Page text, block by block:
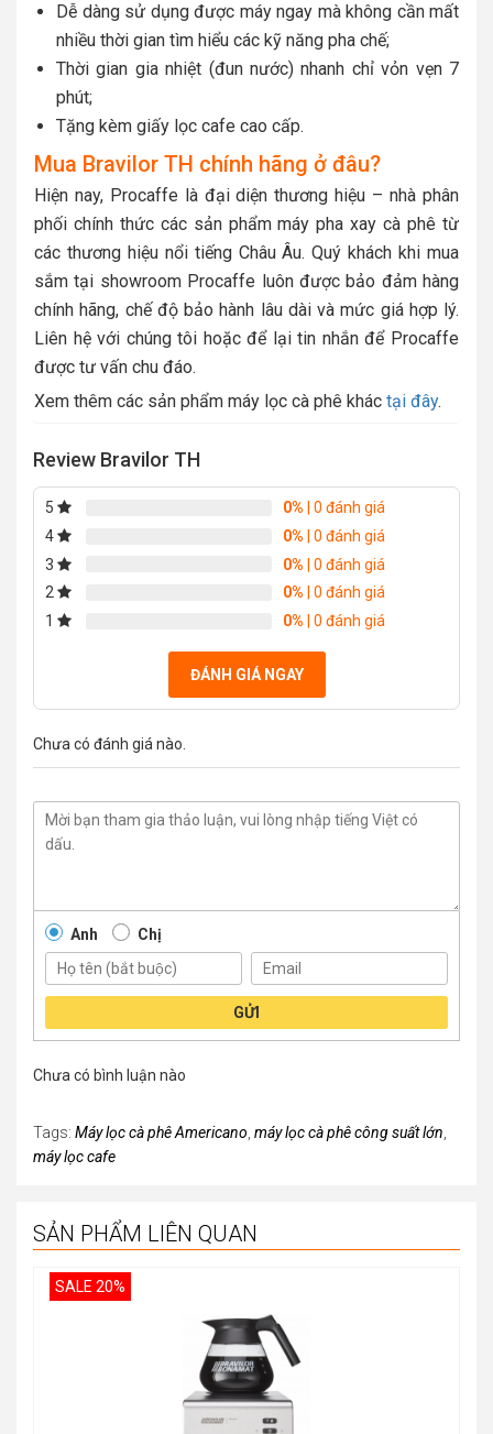
Dễ dàng sử dụng được máy ngay mà không cần mất
nhiều thời gian tìm hiểu các kỹ năng pha chế;
Thời gian gia nhiệt (đun nước) nhanh chỉ vỏn vẹn 7
phút;
Tặng kèm giấy lọc cafe cao cấp.
Mua Bravilor TH chính hãng ở đâu?
Hiện nay, Procaffe là đại diện thương hiệu – nhà phân
phối chính thức các sản phẩm máy pha xay cà phê từ
các thương hiệu nổi tiếng Châu Âu. Quý khách khi mua
sắm tại showroom Procaffe luôn được bảo đảm hàng
chính hãng, chế độ bảo hành lâu dài và mức giá hợp lý.
Liên hệ với chúng tôi hoặc để lại tin nhắn để Procaffe
được tư vấn chu đáo.
Xem thêm các sản phẩm máy lọc cà phê khác tại đây.
Review Bravilor TH
5 0% | 0 đánh giá
4
0% | 0 đánh giá
3
0% | 0 đánh giá
2
0% | 0 đánh giá
1
0% | 0 đánh giá
ĐÁNH GIÁ NGAY
Chưa có đánh giá nào.
Anh Chị
GỬI
Chưa có bình luận nào
Tags: Máy lọc cà phê Americano máy lọc cà phê công suất lớn
máy lọc cafe
SẢN PHẨM LIÊN QUAN
SALE 20%